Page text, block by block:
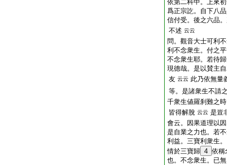
依第二科中。上來
爲正宗訖。自下八
信付受。後之六品
不述 云云
問。觀音大士可利
利不念衆生。付之
不念衆生耶。若待
現德哉。是以賛主
友 云云 此乃依無量
等。是諸衆生不請
千衆生値羅刹難之
皆得解脫 云云 是豈
會云。因果道理以
是自業之力也。若
利益。三寶利衆生
情於三寶歸 4 依稱
也。不念衆生。已